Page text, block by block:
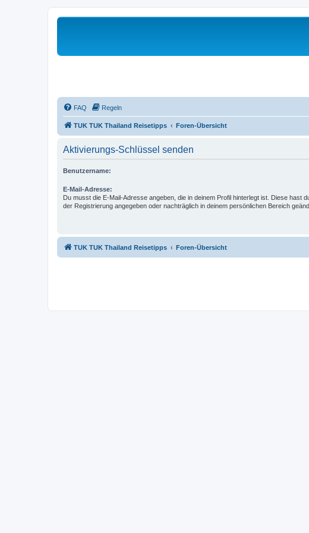
FAQ Regeln
TUK TUK Thailand Reisetipps Foren-Übersicht
Aktivierungs-Schlüssel senden
Benutzername:
E-Mail-Adresse:
Du musst die E-Mail-Adresse angeben, die in deinem Profil hinterlegt ist. Diese hast
der Registrierung angegeben oder nachträglich in deinem persönlichen Bereich
TUK TUK Thailand Reisetipps Foren-Übersicht